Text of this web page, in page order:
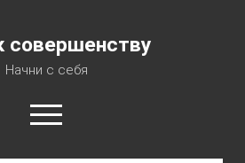
совершенству
Начни с себя